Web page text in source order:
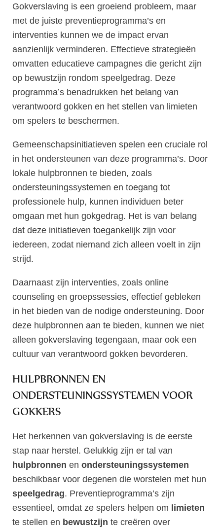
Gokverslaving is een groeiend probleem, maar
met de juiste preventieprogramma’s en
interventies kunnen we de impact ervan
aanzienlijk verminderen. Effectieve strategieën
omvatten educatieve campagnes die gericht zijn
op bewustzijn rondom speelgedrag. Deze
programma’s benadrukken het belang van
verantwoord gokken en het stellen van limieten
om spelers te beschermen.
Gemeenschapsinitiatieven spelen een cruciale rol
in het ondersteunen van deze programma’s. Door
lokale hulpbronnen te bieden, zoals
ondersteuningssystemen en toegang tot
professionele hulp, kunnen individuen beter
omgaan met hun gokgedrag. Het is van belang
dat deze initiatieven toegankelijk zijn voor
iedereen, zodat niemand zich alleen voelt in zijn
strijd.
Daarnaast zijn interventies, zoals online
counseling en groepssessies, effectief gebleken
in het bieden van de nodige ondersteuning. Door
deze hulpbronnen aan te bieden, kunnen we niet
alleen gokverslaving tegengaan, maar ook een
cultuur van verantwoord gokken bevorderen.
HULPBRONNEN EN
ONDERSTEUNINGSSYSTEMEN VOOR
GOKKERS
Het herkennen van gokverslaving is de eerste
stap naar herstel. Gelukkig zijn er tal van
hulpbronnen en ondersteuningssystemen
beschikbaar voor degenen die worstelen met hun
speelgedrag. Preventieprogramma’s zijn
essentieel, omdat ze spelers helpen om limieten
te stellen en bewustzijn te creëren over